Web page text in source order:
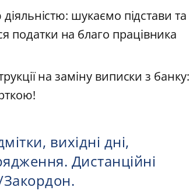
шукаємо підстави та
податки на благо працівника
на заміну виписки з банку:
вихідні дні,
Дистанційні
Закордон.